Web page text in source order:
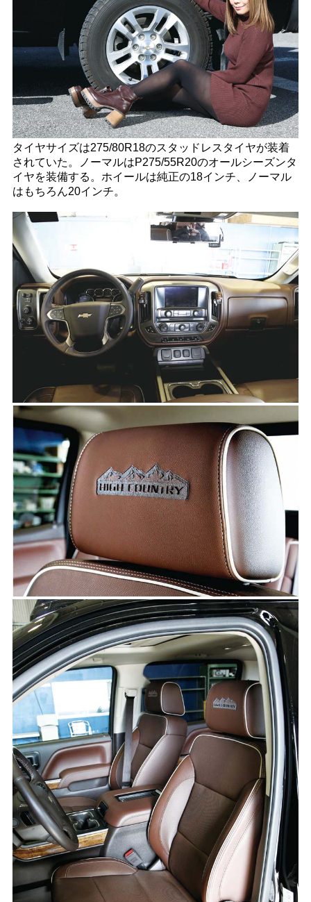
タイヤサイズは275/80R18のスタッドレスタイヤが装着
されていた。ノーマルはP275/55R20のオールシーズンタ
イヤを装備する。ホイールは純正の18インチ、ノーマル
はもちろん20インチ。